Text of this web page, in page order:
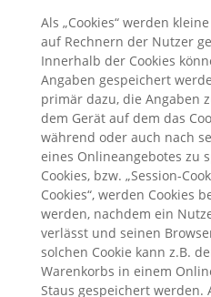
Als „Cookies“ werden
auf Rechnern der Nutzer
Innerhalb der Cookies
Angaben gespeichert
primär dazu, die Angaben
dem Gerät auf dem das
während oder auch nach
eines Onlineangebotes zu
Cookies, bzw. „Session-
Cookies“, werden Cookies
werden, nachdem ein
verlässt und seinen
solchen Cookie kann z.B.
Warenkorbs in einem
Staus gespeichert werden.